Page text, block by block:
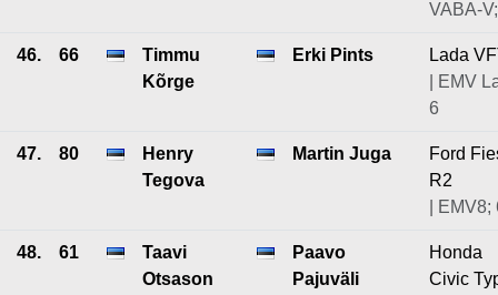
VABA-
46. 66
Timmu
Kõrge
Erki Pints
Lada
| EMV
6
47. 80
Henry
Tegova
Martin Juga
Ford
R2
| EMV8;
48. 61
Taavi
Otsason
Paavo
Pajuväli
Honda
Civic